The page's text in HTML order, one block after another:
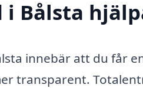
Bålsta
innebär att du får
transparent.